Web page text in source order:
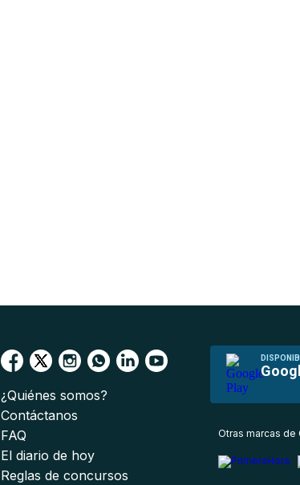
¿Quiénes somos?
Contáctanos
FAQ
El diario de hoy
Reglas de concursos
Otras marcas de